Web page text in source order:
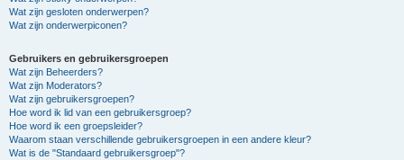
Wat zijn gesloten onderwerpen?
Wat zijn onderwerpiconen?
Gebruikers en gebruikersgroepen
Wat zijn Beheerders?
Wat zijn Moderators?
Wat zijn gebruikersgroepen?
Hoe word ik lid van een gebruikersgroep?
Hoe word ik een groepsleider?
Waarom staan verschillende gebruikersgroepen in een andere kleur?
Wat is de "Standaard gebruikersgroep"?